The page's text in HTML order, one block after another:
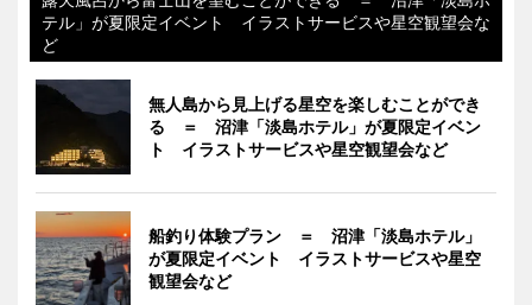
テル」が夏限定イベント イラストサービスや星空観望会な
ど
無人島から見上げる星空を楽しむことができ
る ＝ 沼津「淡島ホテル」が夏限定イベン
ト イラストサービスや星空観望会など
船釣り体験プラン ＝ 沼津「淡島ホテル」
が夏限定イベント イラストサービスや星空
観望会など